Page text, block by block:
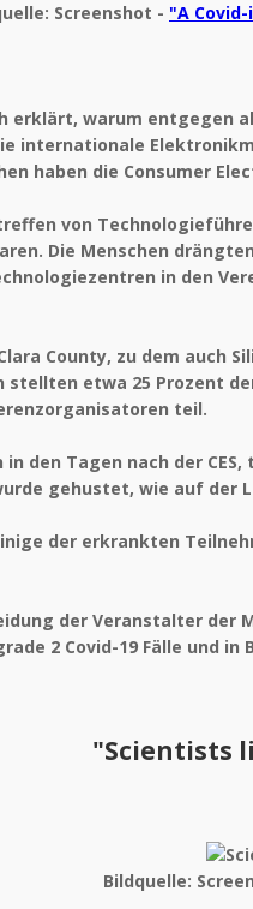
Screenshot - "A
erklärt, warum entgegen
internationale
haben die Consumer
von
Die Menschen
in den
County, zu dem auch
etwa 25 Prozent
teil.
den Tagen nach der
gehustet, wie auf der
der erkrankten
der Veranstalter der
2 Covid-19 Fälle und in
"Scientists
Bildquelle: